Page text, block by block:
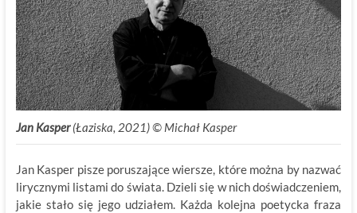
Jan Kasper(Łaziska, 2021) © Michał Kasper
Jan Kasper pisze poruszające wiersze, które można by nazwać
lirycznymi listami do świata. Dzieli się w nich doświadczeniem,
jakie stało się jego udziałem. Każda kolejna poetycka fraza